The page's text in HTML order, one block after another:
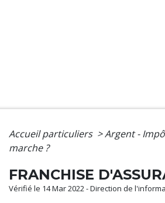
Accueil particuliers >Argent -
marche ?
FRANCHISE
Vérifié le 14 Mar 2022 - Direction de